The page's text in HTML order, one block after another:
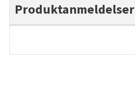
Produktanmeldelser